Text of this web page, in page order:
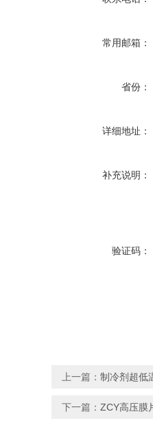
常用邮箱：
省份：
详细地址：
补充说明：
验证码：
上一篇： 制冷剂超低
下一篇： ZCY高压膜